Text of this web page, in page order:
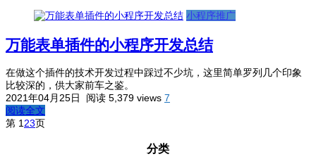
小程序推广
万能表单插件的小程序开发总结
在做这个插件的技术开发过程中踩过不少坑，这里简单罗列几个印象
比较深的，供大家前车之鉴。
2021年04月25日
阅读 5,379 views 7
阅读全文
第 1 23页
分类